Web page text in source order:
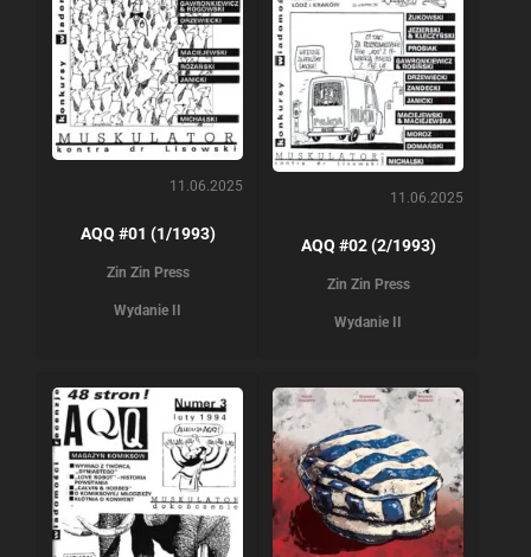
11.06.2025
AQQ #01 (1/1993)
Zin Zin Press
Wydanie II
11.06.2025
AQQ #02 (2/1993)
Zin Zin Press
Wydanie II